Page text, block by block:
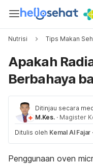
Nutrisi Tips Makan
Apakah
Berbahaya
Ditinjau secara
M.Kes. · Magister
Ditulis oleh Kemal Al Fajar ·
Penggunaan oven